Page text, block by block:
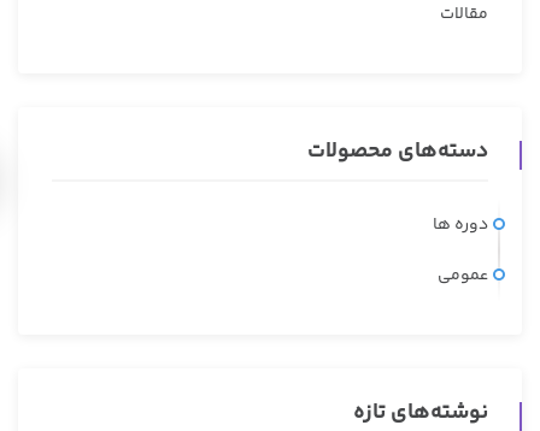
مقالات
دسته‌های محصولات
دوره ها
عمومی
نوشته‌های تازه